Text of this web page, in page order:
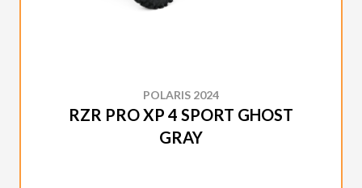
POLARIS 2024
RZR PRO XP 4 SPORT GHOST
GRAY